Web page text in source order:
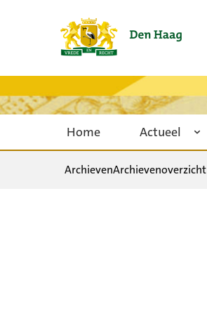
Home Actueel
ArchievenArchievenoverzicht